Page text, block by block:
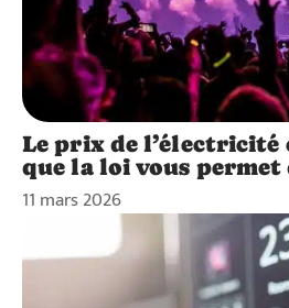
Le prix de l’électricité
que la loi vous permet
11 mars 2026